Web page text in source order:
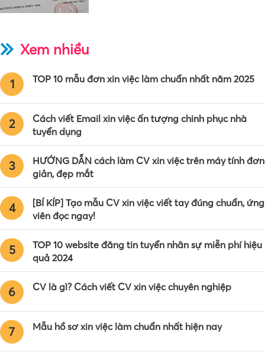
Xem nhiều
1 TOP 10 mẫu đơn xin việc làm chuẩn nhất năm 2025
2
Cách viết Email xin việc ấn tượng chinh phục nhà
tuyển dụng
3
HƯỚNG DẪN cách làm CV xin việc trên máy tính đơn
giản, đẹp mắt
4
[BÍ KÍP] Tạo mẫu CV xin việc viết tay đúng chuẩn, ứng
viên đọc ngay!
5
TOP 10 website đăng tin tuyển nhân sự miễn phí hiệu
quả 2024
6 CV là gì? Cách viết CV xin việc chuyên nghiệp
7 Mẫu hồ sơ xin việc làm chuẩn nhất hiện nay